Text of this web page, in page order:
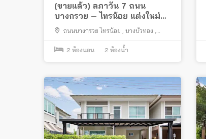
(ขายแล้ว) ลภาวัน 7 ถนน
บางกรวย – ไทรน้อย แต่งใหม่
ใกล้สถานีรถไฟฟ้าบางพลู
ถนนบางกรวย ไทรน้อย , บางบัวทอง ,
นนทบุรี , บางรักพัฒนา
2 ห้องนอน 2 ห้องน้ำ